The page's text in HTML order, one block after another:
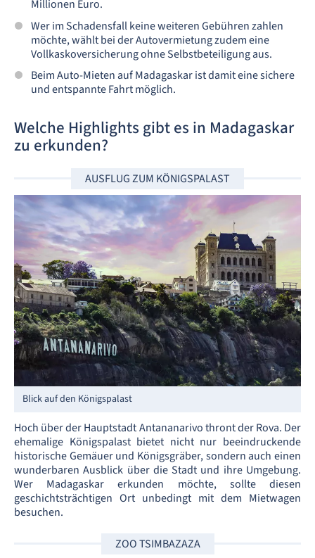
Millionen Euro.
Wer im Schadensfall keine weiteren Gebühren zahlen
möchte, wählt bei der Autovermietung zudem eine
Vollkaskoversicherung ohne Selbstbeteiligung aus.
Beim Auto-Mieten auf Madagaskar ist damit eine sichere
und entspannte Fahrt möglich.
Welche Highlights gibt es in Madagaskar
zu erkunden?
AUSFLUG ZUM KÖNIGSPALAST
Blick auf den Königspalast
Hoch über der Hauptstadt Antananarivo thront der Rova. Der
ehemalige Königspalast bietet nicht nur beeindruckende
historische Gemäuer und Königsgräber, sondern auch einen
wunderbaren Ausblick über die Stadt und ihre Umgebung.
Wer Madagaskar erkunden möchte, sollte diesen
geschichtsträchtigen Ort unbedingt mit dem Mietwagen
besuchen.
ZOO TSIMBAZAZA